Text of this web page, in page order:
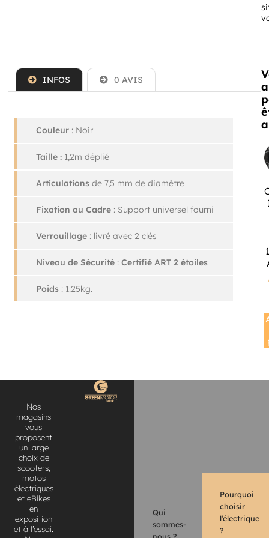
INFOS 0 AVIS
Couleur : Noir
Taille : 1,2m déplié
Articulations de 7,5 mm de diamètre
Fixation au Cadre : Support universel fourni
Verrouillage : livré avec 2 clés
Niveau de Sécurité :Certifié ART 2 étoiles
Poids : 1.25kg.
Nos
magasins
vous
proposent
un large
choix de
scooters,
motos
électriques
et eBikes
en
exposition
et à l’essai.
Qui
sommes-
Pourquoi
choisir
l’électrique
?